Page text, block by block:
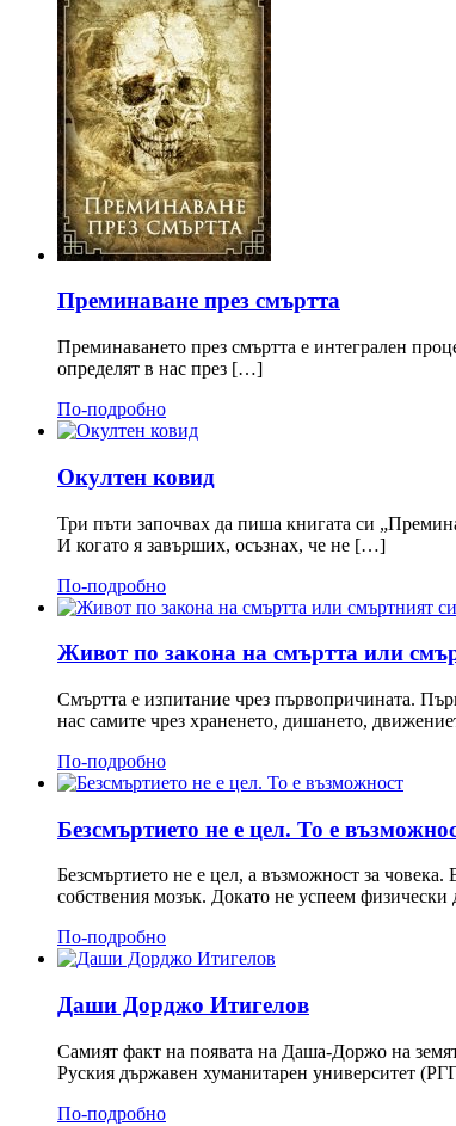
Преминаване през смъртта
Преминаването през смъртта е интегрален
определят в нас през […]
По-подробно
Окултен ковид
Три пъти започвах да пиша книгата си
И когато я завърших, осъзнах, че не […]
По-подробно
Живот по закона на смъртта или
Смъртта е изпитание чрез първопричината.
нас самите чрез храненето, дишането,
По-подробно
Безсмъртието не е цел. То е
Безсмъртието не е цел, а възможност за
собствения мозък. Докато не успеем
По-подробно
Даши Дорджо Итигелов
Самият факт на появата на Даша-Доржо на
Руския държавен хуманитарен университет
По-подробно